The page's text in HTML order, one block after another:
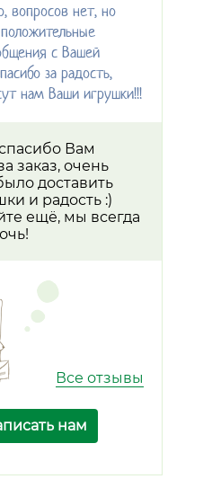
вопросов нет, но
с Вашей
за радость,
нам Ваши игрушки!!!
Вам
заказ, очень
доставить
и радость :)
ещё, мы всегда
Все отзывы
нам